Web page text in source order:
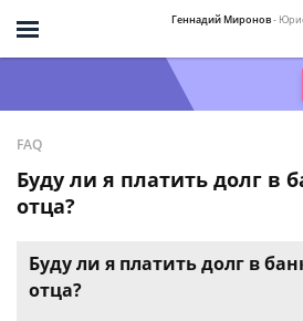
Геннадий Миронов-
FAQ
Буду ли я платить долг в
отца?
Буду ли я платить долг в
отца?